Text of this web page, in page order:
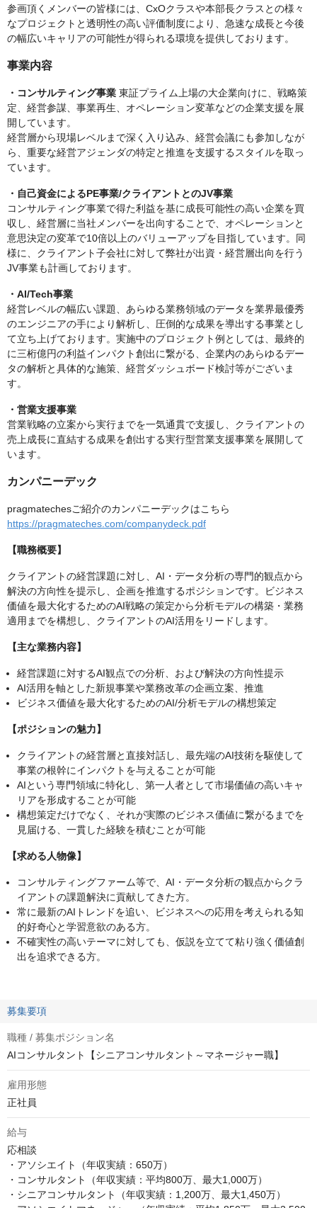
参画頂くメンバーの皆様には、CxOクラスや本部長クラスとの様々
なプロジェクトと透明性の高い評価制度により、急速な成長と今後
の幅広いキャリアの可能性が得られる環境を提供しております。
事業内容
・コンサルティング事業 東証プライム上場の大企業向けに、戦略策
定、経営参謀、事業再生、オペレーション変革などの企業支援を展
開しています。
経営層から現場レベルまで深く入り込み、経営会議にも参加しなが
ら、重要な経営アジェンダの特定と推進を支援するスタイルを取っ
ています。
・自己資金によるPE事業/クライアントとのJV事業
コンサルティング事業で得た利益を基に成長可能性の高い企業を買
収し、経営層に当社メンバーを出向することで、オペレーションと
意思決定の変革で10倍以上のバリューアップを目指しています。同
様に、クライアント子会社に対して弊社が出資・経営層出向を行う
JV事業も計画しております。
・AI/Tech事業
経営レベルの幅広い課題、あらゆる業務領域のデータを業界最優秀
のエンジニアの手により解析し、圧倒的な成果を導出する事業とし
て立ち上げております。実施中のプロジェクト例としては、最終的
に三桁億円の利益インパクト創出に繋がる、企業内のあらゆるデー
タの解析と具体的な施策、経営ダッシュボード検討等がございま
す。​
・営業支援事業
営業戦略の立案から実行までを一気通貫で支援し、クライアントの
売上成長に直結する成果を創出する実行型営業支援事業を展開して
います。
カンパニーデック
pragmatechesご紹介のカンパニーデックはこちら
https://pragmateches.com/companydeck.pdf
【職務概要】
クライアントの経営課題に対し、AI・データ分析の専門的観点から
解決の方向性を提示し、企画を推進するポジションです。ビジネス
価値を最大化するためのAI戦略の策定から分析モデルの構築・業務
適用までを構想し、クライアントのAI活用をリードします。
【主な業務内容】
経営課題に対するAI観点での分析、および解決の方向性提示
AI活用を軸とした新規事業や業務改革の企画立案、推進
ビジネス価値を最大化するためのAI/分析モデルの構想策定
【ポジションの魅力】
クライアントの経営層と直接対話し、最先端のAI技術を駆使して
事業の根幹にインパクトを与えることが可能
AIという専門領域に特化し、第一人者として市場価値の高いキャ
リアを形成することが可能
構想策定だけでなく、それが実際のビジネス価値に繋がるまでを
見届ける、一貫した経験を積むことが可能
【求める人物像】
コンサルティングファーム等で、AI・データ分析の観点からクラ
イアントの課題解決に貢献してきた方。
常に最新のAIトレンドを追い、ビジネスへの応用を考えられる知
的好奇心と学習意欲のある方。
不確実性の高いテーマに対しても、仮説を立てて粘り強く価値創
出を追求できる方。
募集要項
職種 / 募集ポジション名
AIコンサルタント【シニアコンサルタント～マネージャー職】
雇用形態
正社員
給与
応相談
・アソシエイト（年収実績：650万）
・コンサルタント（年収実績：平均800万、最大1,000万）
・シニアコンサルタント（年収実績：1,200万、最大1,450万）